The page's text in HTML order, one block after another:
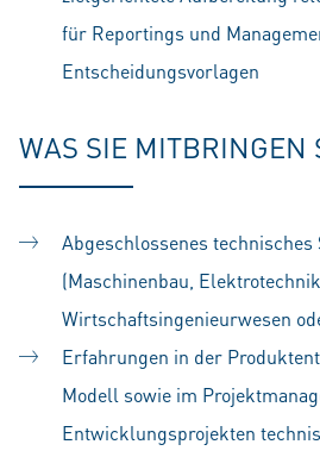
für Reportings und
Entscheidungsvorlagen
WAS SIE MITBRINGEN
Abgeschlossenes technisches
(Maschinenbau, Elektrotechnik,
Wirtschaftsingenieurwesen
Erfahrungen in der
Modell sowie im
Entwicklungsprojekten